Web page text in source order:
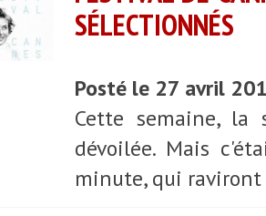
SÉLECTIONNÉS
Posté le 27 avril
Cette semaine,
dévoilée. Mais
minute, qui